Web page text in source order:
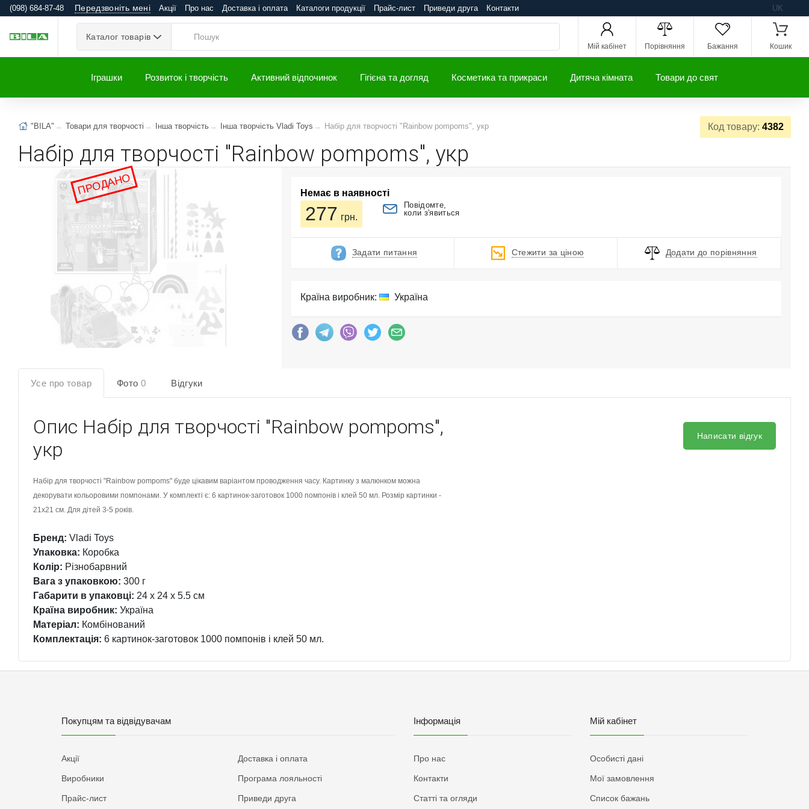
(098) 684-87-48 Передзвоніть мені Акції Про нас Доставка і оплата Каталоги продукції Прайс-лист Приведи друга Контакти UK
Каталог товарів
Мій кабінет Порівняння Бажання Кошик
Іграшки Розвиток і творчість Активний відпочинок Гігієна та догляд Косметика та прикраси Дитяча кімната Товари до свят
Код товару: 4382
"BILA" Товари для творчості Інша творчість Інша творчість Vladi Toys Набір для творчості "Rainbow pompoms", укр
Набір для творчості "Rainbow pompoms", укр
ПРОДАНО Немає в наявності
277 грн.
Повідомте,
коли з'явиться
Задати питання Стежити за ціною Додати до порівняння
Країна виробник: Україна
Усе про товар Фото 0 Відгуки
Опис Набір для творчості "Rainbow pompoms",
укр
Набір для творчості "Rainbow pompoms" буде цікавим варіантом проводження часу. Картинку з малюнком можна
декорувати кольоровими помпонами. У комплекті є: 6 картинок-заготовок 1000 помпонів і клей 50 мл. Розмір картинки -
21х21 см. Для дітей 3-5 років.
Бренд: Vladi Toys
Упаковка: Коробка
Колір: Різнобарвний
Вага з упаковкою: 300 г
Габарити в упаковці: 24 x 24 x 5.5 см
Країна виробник: Україна
Матеріал: Комбінований
Комплектація: 6 картинок-заготовок 1000 помпонів і клей 50 мл.
Написати відгук
Покупцям та відвідувачам
Акції
Виробники
Прайс-лист
Доставка і оплата
Програма лояльності
Приведи друга
Інформація
Про нас
Контакти
Статті та огляди
Мій кабінет
Особисті дані
Мої замовлення
Список бажань